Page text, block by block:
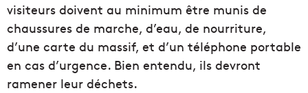
visiteurs doivent au minimum être munis de
chaussures de marche, d’eau, de nourriture,
d’une carte du massif, et d’un téléphone portable
en cas d’urgence. Bien entendu, ils devront
ramener leur déchets.